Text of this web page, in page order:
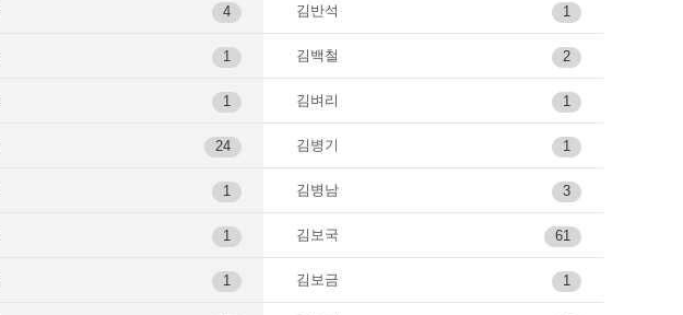
4
1
1
24
1
1
1
1
김반석
2
김백철
1
김벼리
1
김병기
3
김병남
61
김보국
1
김보금